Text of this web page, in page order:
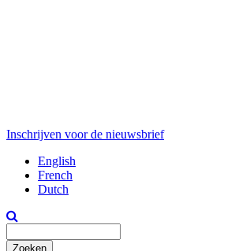
Inschrijven voor de nieuwsbrief
English
French
Dutch